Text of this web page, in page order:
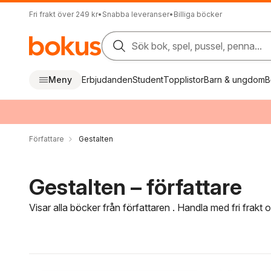
Fri frakt över 249 kr• Snabba leveranser• Billiga böcker
Sök bok, spel, pussel, penna...
Meny ErbjudandenStudentTopplistorBarn & ungdom
Författare Gestalten
Gestalten – författare
Visar alla böcker från författaren . Handla med fri frakt